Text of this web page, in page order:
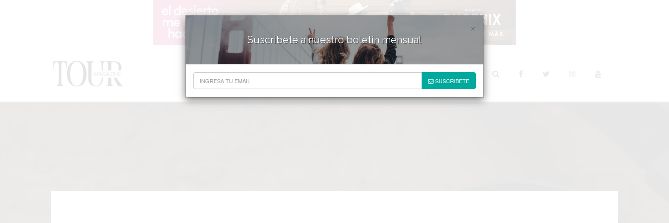
HOTELES & RESORTS DESTINOS
×
Suscribete a nuestro boletín mensual
SUSCRIBETE